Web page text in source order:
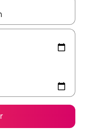
les flèches vers le